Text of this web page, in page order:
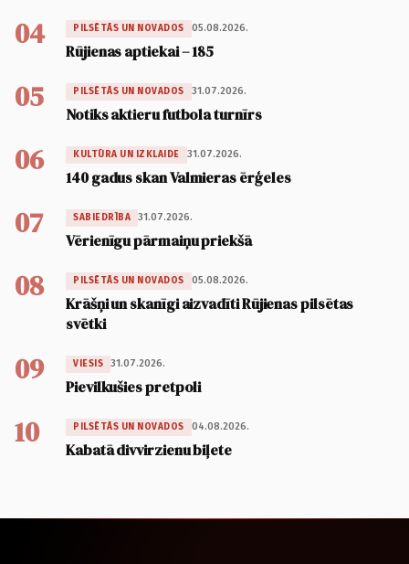
04 PILSĒTĀS UN NOVADOS 05.08.2026.
Rūjienas aptiekai – 185
05 PILSĒTĀS UN NOVADOS 31.07.2026.
Notiks aktieru futbola turnīrs
06 KULTŪRA UN IZKLAIDE 31.07.2026.
140 gadus skan Valmieras ērģeles
07 SABIEDRĪBA 31.07.2026.
Vērienīgu pārmaiņu priekšā
08 PILSĒTĀS UN NOVADOS 05.08.2026.
Krāšņi un skanīgi aizvadīti Rūjienas pilsētas
svētki
09 VIESIS 31.07.2026.
Pievilkušies pretpoli
10 PILSĒTĀS UN NOVADOS 04.08.2026.
Kabatā divvirzienu biļete